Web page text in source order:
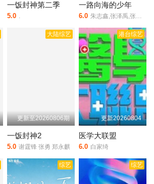
一饭封神第二季
5.0 .
一路向海的少年
6.0 朱志鑫,张泽禹,张极,左航,苏新皓,陆虎,李飞,阎鹤祥
大陆综艺
更新至20260806期
一饭封神2
5.0 谢霆锋 张勇 郑永麒
港台综艺
更新20260804
医学大联盟
6.0 白家绮
综艺 综艺